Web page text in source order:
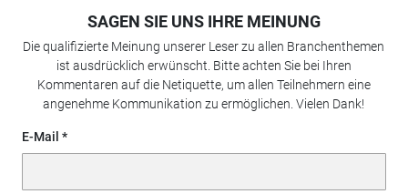
SAGEN SIE UNS IHRE MEINUNG
Die qualifizierte Meinung unserer Leser zu allen Branchenthemen
ist ausdrücklich erwünscht. Bitte achten Sie bei Ihren
Kommentaren auf die Netiquette, um allen Teilnehmern eine
angenehme Kommunikation zu ermöglichen. Vielen Dank!
E-Mail